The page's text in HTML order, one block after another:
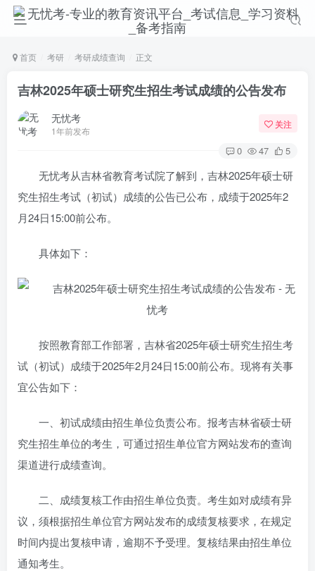
首页 考研 考研成绩查询 正文
吉林2025年硕士研究生招生考试成绩的公告发布
无忧考
1年前发布
关注
0 47 5
无忧考从吉林省教育考试院了解到，吉林2025年硕士研
究生招生考试（初试）成绩的公告已公布，成绩于2025年2
月24日15:00前公布。
具体如下：
按照教育部工作部署，吉林省2025年硕士研究生招生考
试（初试）成绩于2025年2月24日15:00前公布。现将有关事
宜公告如下：
一、初试成绩由招生单位负责公布。报考吉林省硕士研
究生招生单位的考生，可通过招生单位官方网站发布的查询
渠道进行成绩查询。
二、成绩复核工作由招生单位负责。考生如对成绩有异
议，须根据招生单位官方网站发布的成绩复核要求，在规定
时间内提出复核申请，逾期不予受理。复核结果由招生单位
通知考生。